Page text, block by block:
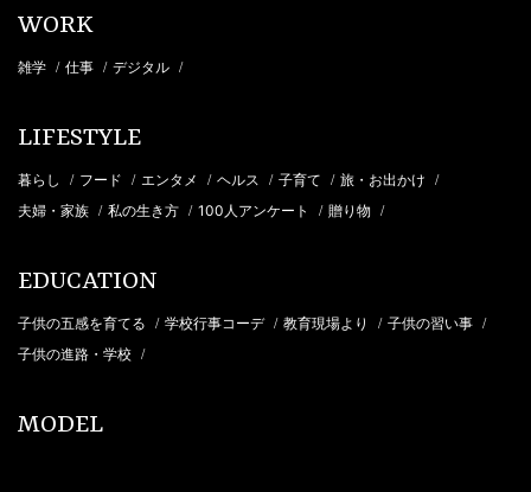
WORK
雑学 / 仕事 / デジタル /
LIFESTYLE
暮らし / フード / エンタメ / ヘルス / 子育て / 旅・お出かけ /
夫婦・家族 / 私の生き方 / 100人アンケート / 贈り物 /
EDUCATION
子供の五感を育てる / 学校行事コーデ / 教育現場より / 子供の習い事 /
子供の進路・学校 /
MODEL